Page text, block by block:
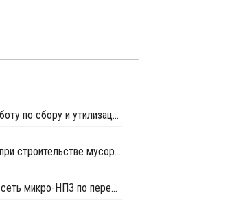
Минприроды усилит работу по сбору и утилизации отработанных шин
ФАС раскрыла сговор при строительстве мусорных полигонов на 14,9 млрд рублей
В РФ могут построить сеть микро-НПЗ по переработке пластика в бензин